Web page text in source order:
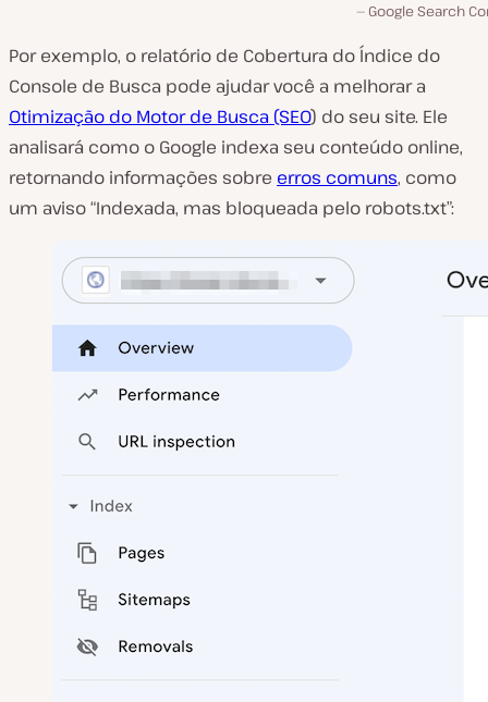
Google Search
Por exemplo, o relatório de Cobertura do Índice do
Console de Busca pode ajudar você a melhorar a
Otimização do Motor de Busca (SEO) do seu site. Ele
analisará como o Google indexa seu conteúdo online,
retornando informações sobre erros comuns, como
um aviso “Indexada, mas bloqueada pelo robots.txt”: